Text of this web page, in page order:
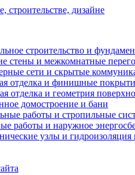
строительстве, дизайне
строительство и
стены и межкомнатные
сети и скрытые
отделка и финишные
отделка и геометрия
домостроение и бани
работы и стропильные
работы и наружное
узлы и